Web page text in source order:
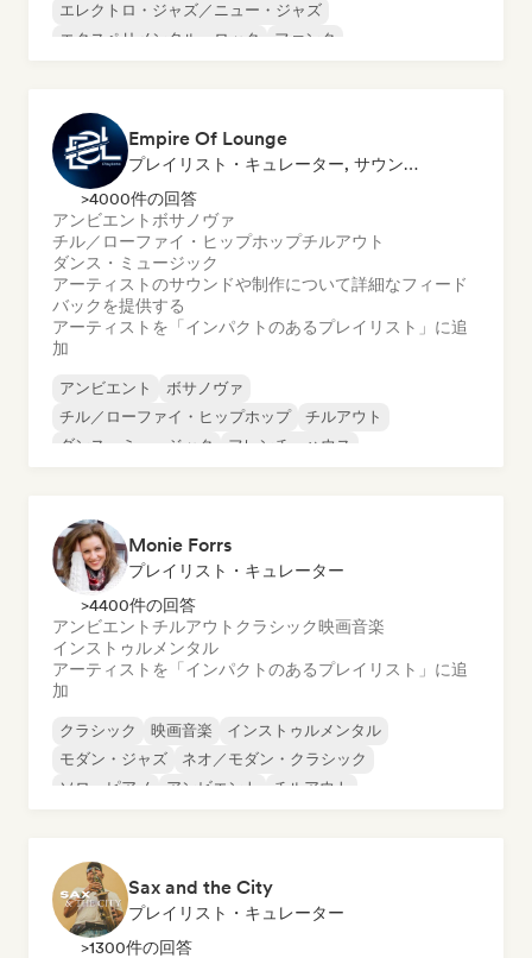
エレクトロ・ジャズ／ニュー・ジャズ
エクスペリメンタル・ロック
ファンク
Empire Of Lounge
プレイリスト・キュレーター, サウンドエキスパート
>4000件の回答
アンビエント ボサノヴァ
チル／ローファイ・ヒップホップチルアウト
ダンス・ミュージック
アーティストのサウンドや制作について詳細なフィード
バックを提供する
アーティストを「インパクトのあるプレイリスト」に追
加
アンビエント
ボサノヴァ
チル／ローファイ・ヒップホップ
チルアウト
ダンス・ミュージック
フレンチ・ハウス
Monie Forrs
プレイリスト・キュレーター
>4400件の回答
アンビエント チルアウト クラシック映画音楽
インストゥルメンタル
アーティストを「インパクトのあるプレイリスト」に追
加
クラシック 映画音楽
インストゥルメンタル
モダン・ジャズ
ネオ／モダン・クラシック
ソロ・ピアノ
アンビエント チルアウト
Sax and the City
プレイリスト・キュレーター
>1300件の回答